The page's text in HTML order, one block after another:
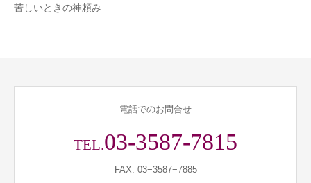
苦しいときの神頼み
電話でのお問合せ
TEL.03-3587-7815
FAX. 03−3587−7885